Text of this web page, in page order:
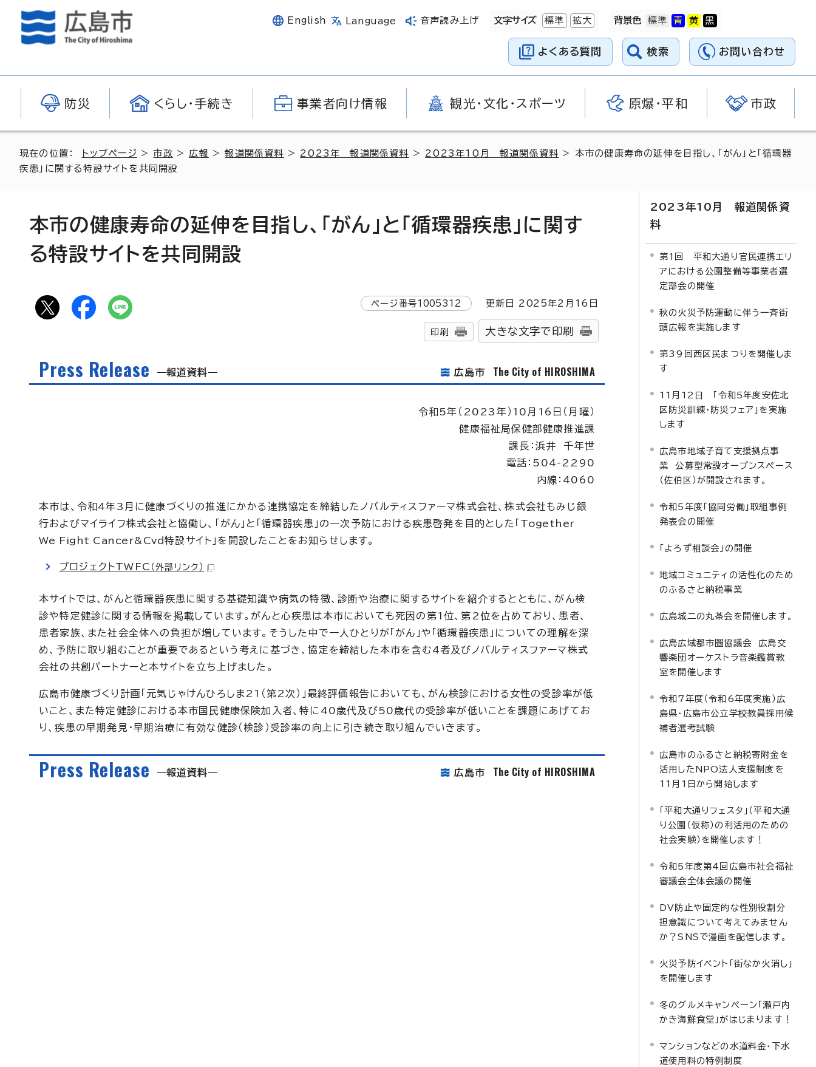
English Language 音声読み上げ 文字サイズ 標準 拡大 背景色
よくある質問 検索 お問い合わせ
防災 くらし・手続き 事業者向け情報 観光・文化・スポーツ 原爆・平和 市政
現在の位置： トップページ >市政 > 広報 >報道関係資料 > 2023年 報道関係資料 > 2023年10月 報道関係資料 > 本市の健康寿命の延伸を目指し、「がん」と「循環器
疾患」に関する特設サイトを共同開設
本市の健康寿命の延伸を目指し、「がん」と「循環器疾患」に関す
る特設サイトを共同開設
ページ番号1005312 更新日 2025年2月 16 日
印刷 大きな文字で印刷
Press Release 報道資料 広島市 The City of HIROSHIMA
令和5年（2023年）10月16日（月曜）
健康福祉局保健部健康推進課
課長：浜井 千年世
電話：504-2290
内線：4060
本市は、令和4年3月に健康づくりの推進にかかる連携協定を締結したノバルティスファーマ株式会社、株式会社もみじ銀
行およびマイライフ株式会社と協働し、「がん」と「循環器疾患」の一次予防における疾患啓発を目的とした「 Together
We Fight Cancer&Cvd特設サイト」を開設したことをお知らせします。
プロジェクトTWFC （外部リンク）
本サイトでは、がんと循環器疾患に関する基礎知識や病気の特徴、診断や治療に関するサイトを紹介するとともに、がん検
診や特定健診に関する情報を掲載しています。がんと心疾患は本市においても死因の第1位、第2位を占めており、患者、
患者家族、また社会全体への負担が増しています。そうした中で一人ひとりが「がん」や「循環器疾患」についての理解を深
め、予防に取り組むことが重要であるという考えに基づき、協定を締結した本市を含む4者及びノバルティスファーマ株式
会社の共創パートナーと本サイトを立ち上げました。
広島市健康づくり計画「元気じゃけんひろしま21（第2次）」最終評価報告においても、がん検診における女性の受診率が低
いこと、また特定健診における本市国民健康保険加入者、特に40歳代及び50歳代の受診率が低いことを課題にあげてお
り、疾患の早期発見・早期治療に有効な健診（検診）受診率の向上に引き続き取り組んでいきます。
Press Release 報道資料 広島市 The City of HIROSHIMA
2023年10月 報道関係資
料
第1回 平和大通り官民連携エリ
アにおける公園整備等事業者選
定部会の開催
秋の火災予防運動に伴う一斉街
頭広報を実施します
第39回西区民まつりを開催しま
す
11月12日 「令和5年度安佐北
区防災訓練・防災フェア」を実施
します
広島市地域子育て支援拠点事
業 公募型常設オープンスペース
（佐伯区）が開設されます。
令和5年度「協同労働」取組事例
発表会の開催
「よろず相談会」の開催
地域コミュニティの活性化のため
のふるさと納税事業
広島城二の丸茶会を開催します。
広島広域都市圏協議会 広島交
響楽団オーケストラ音楽鑑賞教
室を開催します
令和7年度（令和6年度実施）広
島県・広島市公立学校教員採用候
補者選考試験
広島市のふるさと納税寄附金を
活用したNPO法人支援制度を
11月1日から開始します
「平和大通りフェスタ」（平和大通
り公園（仮称）の利活用のための
社会実験）を開催します！
令和5年度第4回広島市社会福祉
審議会全体会議の開催
DV防止や固定的な性別役割分
担意識について考えてみません
か？SNSで漫画を配信します。
火災予防イベント「街なか火消し」
を開催します
冬のグルメキャンペーン「瀬戸内
かき海鮮食堂」がはじまります！
マンションなどの水道料金・下水
道使用料の特例制度